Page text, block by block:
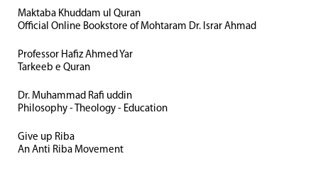
Maktaba Khuddam ul Quran
Official Online Bookstore of Mohtaram Dr. Israr Ahmad
Professor Hafiz Ahmed Yar
Tarkeeb e Quran
Dr. Muhammad Rafi uddin
Philosophy - Theology - Education
Give up Riba
An Anti Riba Movement